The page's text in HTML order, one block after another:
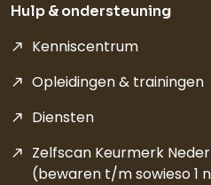
Hulp & ondersteuning
Kenniscentrum
Opleidingen & trainingen
Diensten
Zelfscan Keurmerk
(bewaren t/m sowieso 1